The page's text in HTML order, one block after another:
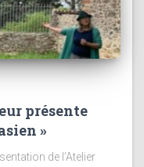
présente
»
de l’Atelier